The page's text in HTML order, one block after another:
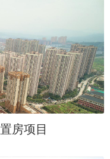
房项目